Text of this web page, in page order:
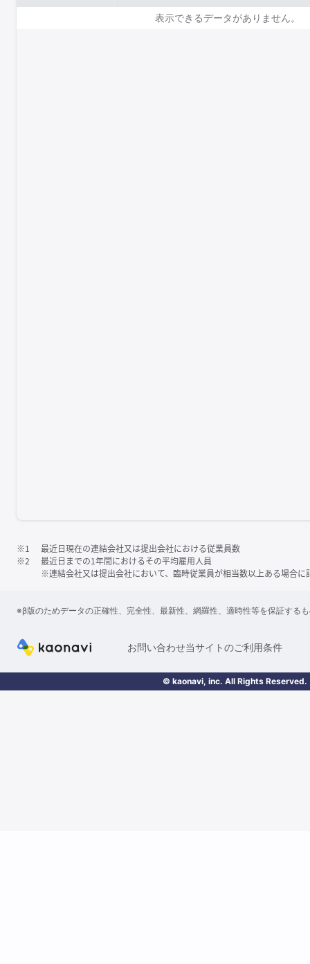
表示できるデータがありません。
※1
最近日現在の連結会社又は提出会社における従業員数
※2
最近日までの1年間におけるその平均雇用人員
※連結会社又は提出会社において、臨時従業員が相当数以上ある場合に
※β版のためデータの正確性、完全性、最新性、網羅性、適時性等を保証する
お問い合わせ当サイトのご利用条件
© kaonavi, inc. All Rights Reserved.